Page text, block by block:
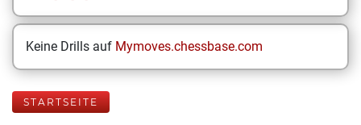
Keine Drills auf Mymoves.chessbase.com
STARTSEITE